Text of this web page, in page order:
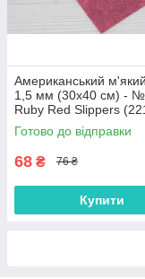
Американський
1,5 мм (30х40 см) -
Ruby Red Slippers
Готово до відправки
68 ₴ 76 ₴
Купити